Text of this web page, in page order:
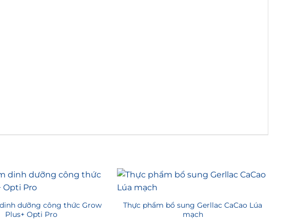
dưỡng công thức Grow
Plus+ Opti Pro
Thực phẩm bổ sung Gerllac CaCao Lúa
mạch